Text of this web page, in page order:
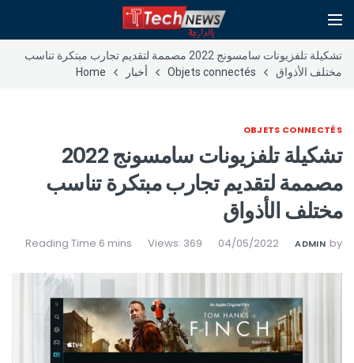
تشكيلة تلفزيونات سامسونج 2022 مصممة لتقديم تجارب مبتكرة تناسب
مختلف الأذواق
Objets connectés أخبار Home
OBJETS CONNECTÉS
تشكيلة تلفزيونات سامسونج 2022
مصممة لتقديم تجارب مبتكرة تناسب
مختلف الأذواق
by
ADMIN
04/05/2022
Views: 369